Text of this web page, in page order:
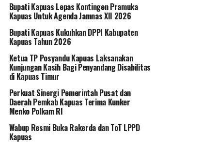
Bupati Kapuas Lepas Kontingen Pramuka
Kapuas Untuk Agenda Jamnas XII 2026
Bupati Kapuas Kukuhkan DPPI Kabupaten
Kapuas Tahun 2026
Ketua TP Posyandu Kapuas Laksanakan
Kunjungan Kasih Bagi Penyandang Disabilitas
di Kapuas Timur
Perkuat Sinergi Pemerintah Pusat dan
Daerah Pemkab Kapuas Terima Kunker
Menko Polkam RI
Wabup Resmi Buka Rakerda dan ToT LPPD
Kapuas